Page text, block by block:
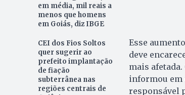
em média, mil reais a
menos que homens
em Goiás, diz IBGE
CEI dos Fios Soltos
quer sugerir ao
prefeito implantação
de fiação
subterrânea nas
regiões centrais de
Esse
deve
mais afetada.
informou em
responsável